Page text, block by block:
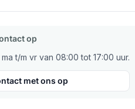
op
t/m vr van 08:00 tot 17:00 uur.
met ons op